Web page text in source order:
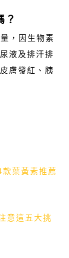
，因生物素
液及排汗排
膚發紅、胰
葉黃素推薦
意這五大挑